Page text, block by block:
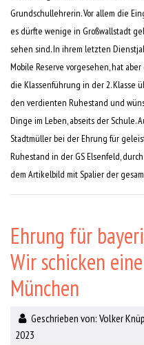
Grundschullehrerin. Vor allem die
es dürfte wenige in Großwallstadt
sehen sind. In ihrem letzten
Mobile Reserve vorgesehen, hat
die Klassenführung in der 2. Klasse
den verdienten Ruhestand und
Dinge im Leben, abseits der Schule.
Stadtmüller bei der Ehrung für
Ruhestand in der GS Elsenfeld,
dem Artikelbild mit Spalier der
Ehrung für
Wir schicken
München
Geschrieben von: Volker
2023